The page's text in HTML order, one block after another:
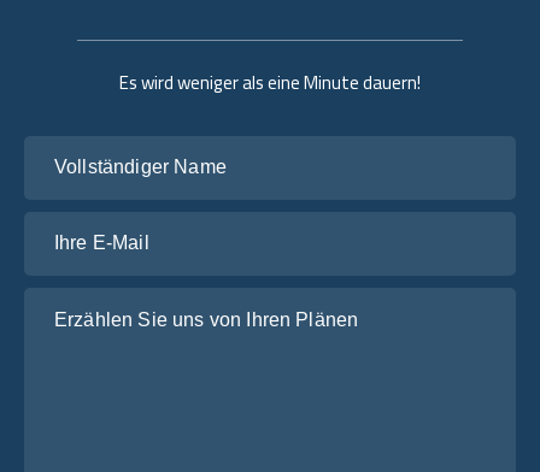
Es wird weniger als eine Minute dauern!